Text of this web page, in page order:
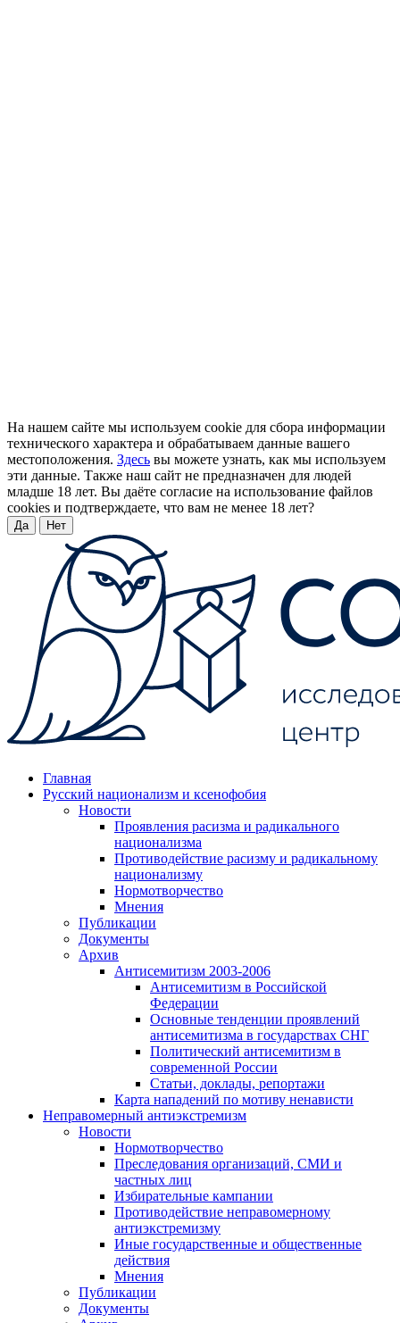
На нашем сайте мы используем cookie для сбора информации
технического характера и обрабатываем данные вашего
местоположения. Здесь вы можете узнать, как мы используем
эти данные. Также наш сайт не предназначен для людей
младше 18 лет. Вы даёте согласие на использование файлов
cookies и подтверждаете, что вам не менее 18 лет?
Да Нет
Главная
Русский национализм и ксенофобия
Новости
Проявления расизма и радикального
национализма
Противодействие расизму и радикальному
национализму
Нормотворчество
Мнения
Публикации
Документы
Архив
Антисемитизм 2003-2006
Антисемитизм в Российской
Федерации
Основные тенденции проявлений
антисемитизма в государствах СНГ
Политический антисемитизм в
современной России
Статьи, доклады, репортажи
Карта нападений по мотиву ненависти
Неправомерный антиэкстремизм
Новости
Нормотворчество
Преследования организаций, СМИ и
частных лиц
Избирательные кампании
Противодействие неправомерному
антиэкстремизму
Иные государственные и общественные
действия
Мнения
Публикации
Документы